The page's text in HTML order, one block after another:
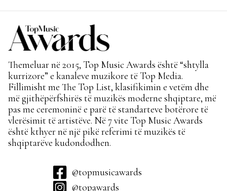
Themeluar në 2015, Top Music Awards është “shtylla
kurrizore” e kanaleve muzikore të Top Media.
Fillimisht me The Top List, klasifikimin e vetëm dhe
më gjithëpërfshirës të muzikës moderne shqiptare, më
pas me ceremoninë e parë të standarteve botërore të
vlerësimit të artistëve. Në 7 vite Top Music Awards
është kthyer në një pikë referimi të muzikës të
shqiptarëve kudondodhen.
@topmusicawards
@topawards